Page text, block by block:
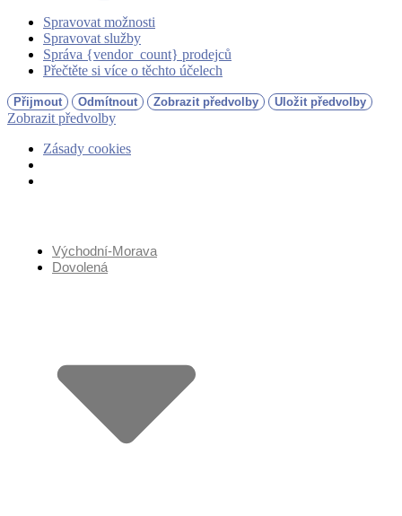
Spravovat možnosti
Spravovat služby
Správa {vendor_count} prodejců
Přečtěte si více o těchto účelech
Přijmout Odmítnout Zobrazit předvolby Uložit předvolby
Zobrazit předvolby
Zásady cookies
Východní-Morava
Dovolená